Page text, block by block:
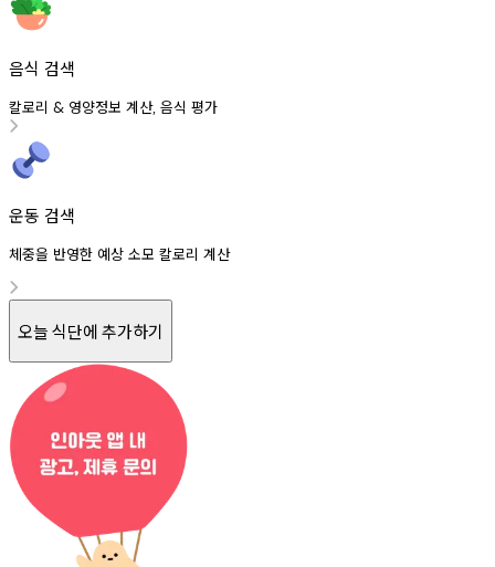
음식 검색
칼로리 & 영양정보 계산, 음식 평가
운동 검색
체중을 반영한 예상 소모 칼로리 계산
오늘 식단에 추가하기